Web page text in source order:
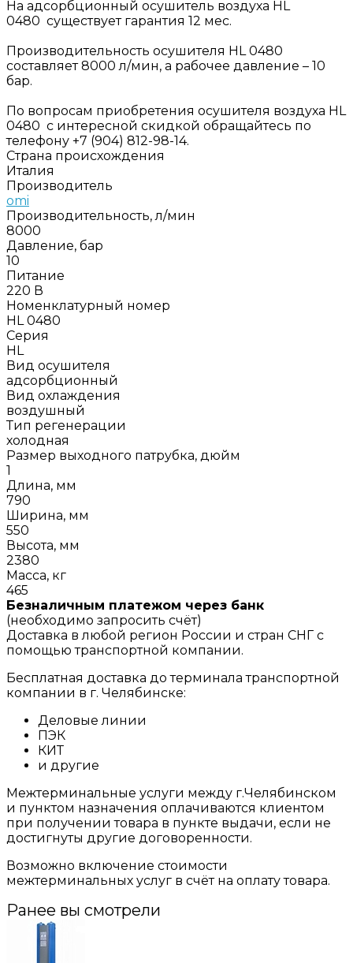
На адсорбционный осушитель воздуха HL
0480 существует гарантия 12 мес.
Производительность осушителя HL 0480
составляет 8000 л/мин, а рабочее давление – 10
бар.
По вопросам приобретения осушителя воздуха HL
0480 с интересной скидкой обращайтесь по
телефону +7 (904) 812-98-14.
Страна происхождения
Италия
Производитель
omi
Производительность, л/мин
8000
Давление, бар
10
Питание
220 В
Номенклатурный номер
HL 0480
Серия
HL
Вид осушителя
адсорбционный
Вид охлаждения
воздушный
Тип регенерации
холодная
Размер выходного патрубка, дюйм
1
Длина, мм
790
Ширина, мм
550
Высота, мм
2380
Масса, кг
465
Безналичным платежом через банк
(необходимо запросить счёт)
Доставка в любой регион России и стран СНГ с
помощью транспортной компании.
Бесплатная доставка до терминала транспортной
компании в г. Челябинске:
Деловые линии
ПЭК
КИТ
и другие
Межтерминальные услуги между г.Челябинском
и пунктом назначения оплачиваются клиентом
при получении товара в пункте выдачи, если не
достигнуты другие договоренности.
Возможно включение стоимости
межтерминальных услуг в счёт на оплату товара.
Ранее вы смотрели